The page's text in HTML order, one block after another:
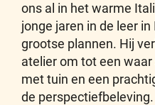
ons al in het warme
jonge jaren in de leer
grootse plannen. Hij
atelier om tot een
met tuin en een
de